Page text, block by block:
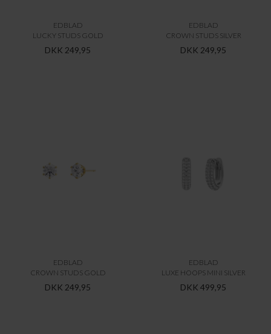
EDBLAD
LUCKY STUDS GOLD
DKK 249,95
EDBLAD
CROWN STUDS SILVER
DKK 249,95
EDBLAD
CROWN STUDS GOLD
DKK 249,95
EDBLAD
LUXE HOOPS MINI SILVER
DKK 499,95